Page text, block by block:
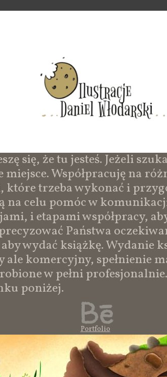
się, że tu jesteś. Jeżeli
Współpracuję na
które trzeba wykonać i
na celu pomóc w
i etapami współpracy,
Państwa
wydać książkę. Wydanie
komercyjny, spełnienie
w pełni
poniżej.
Portfolio